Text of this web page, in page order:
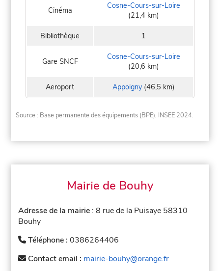
Cinéma
Cosne-Cours-sur-Loire
(21,4 km)
Bibliothèque 1
Gare SNCF
Cosne-Cours-sur-Loire
(20,6 km)
Aeroport Appoigny(46,5 km)
Source : Base permanente des équipements (BPE), INSEE 2024.
Mairie de Bouhy
Adresse de la mairie : 8 rue de la Puisaye 58310
Bouhy
Téléphone :0386264406
Contact email : mairie-bouhy@orange.fr